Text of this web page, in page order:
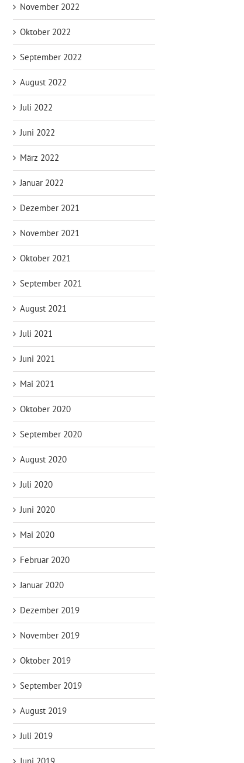
November 2022
Oktober 2022
September 2022
August 2022
Juli 2022
Juni 2022
März 2022
Januar 2022
Dezember 2021
November 2021
Oktober 2021
September 2021
August 2021
Juli 2021
Juni 2021
Mai 2021
Oktober 2020
September 2020
August 2020
Juli 2020
Juni 2020
Mai 2020
Februar 2020
Januar 2020
Dezember 2019
November 2019
Oktober 2019
September 2019
August 2019
Juli 2019
Juni 2019